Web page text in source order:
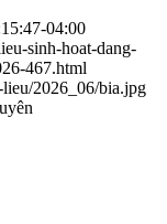
04:00
sinh-hoat-dang-
467.html
2026_06/bia.jpg